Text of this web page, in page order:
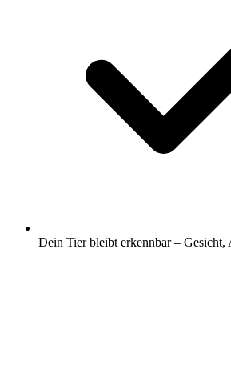
Dein Tier bleibt erkennbar – Gesicht,